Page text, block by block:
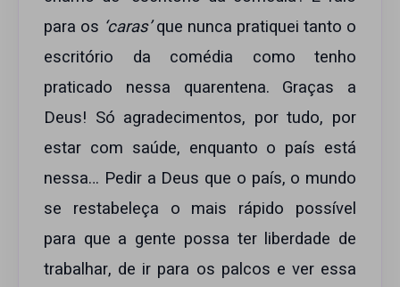
para os ‘caras’que nunca pratiquei tanto o
escritório da comédia como tenho
praticado nessa quarentena. Graças a
Deus! Só agradecimentos, por tudo, por
estar com saúde, enquanto o país está
nessa… Pedir a Deus que o país, o mundo
se restabeleça o mais rápido possível
para que a gente possa ter liberdade de
trabalhar, de ir para os palcos e ver essa